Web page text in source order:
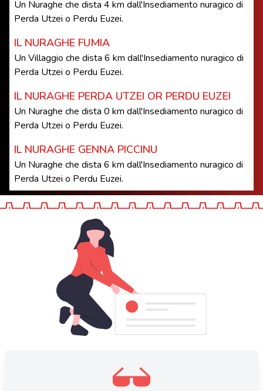
Un Nuraghe che dista 4 km dall'Insediamento nuragico di
Perda Utzei o Perdu Euzei.
IL NURAGHE FUMIA
Un Villaggio che dista 6 km dall'Insediamento nuragico di
Perda Utzei o Perdu Euzei.
IL NURAGHE PERDA UTZEI OR PERDU EUZEI
Un Nuraghe che dista 0 km dall'Insediamento nuragico di
Perda Utzei o Perdu Euzei.
IL NURAGHE GENNA PICCINU
Un Nuraghe che dista 6 km dall'Insediamento nuragico di
Perda Utzei o Perdu Euzei.